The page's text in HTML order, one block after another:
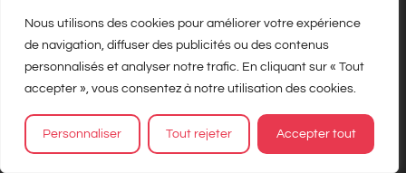
Nous utilisons des cookies pour améliorer votre expérience
de navigation, diffuser des publicités ou des contenus
personnalisés et analyser notre trafic. En cliquant sur « Tout
accepter », vous consentez à notre utilisation des cookies.
Personnaliser Tout rejeter Accepter tout
Matbe, c’est quoi ?